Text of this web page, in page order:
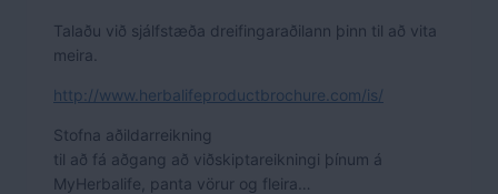
Talaðu við sjálfstæða dreifingaraðilann þinn til að vita
meira.
http://www.herbalifeproductbrochure.com/is/
Stofna aðildarreikning
til að fá aðgang að viðskiptareikningi þínum á
MyHerbalife, panta vörur og fleira…